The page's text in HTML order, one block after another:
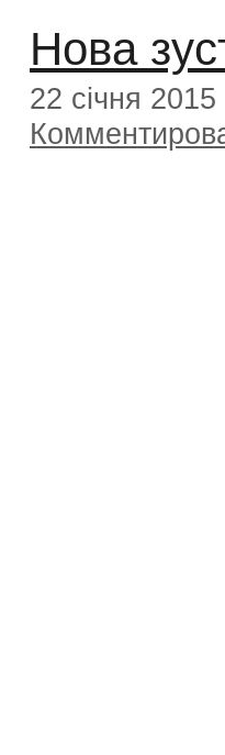
Нова
22 січня 2015